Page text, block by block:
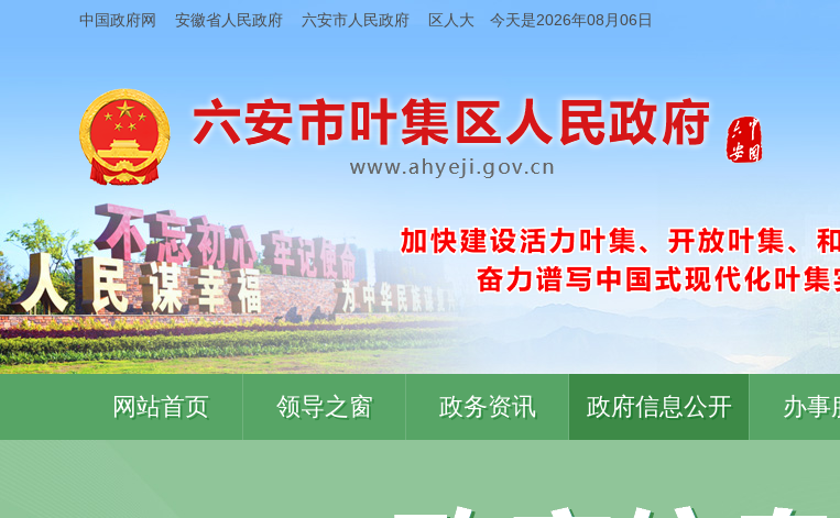
中国政府网 安徽省人民政府 六安市人民政府 区人大 今天是2026年08月06日
网站首页 领导之窗 政务资讯 政府信息公开 办事